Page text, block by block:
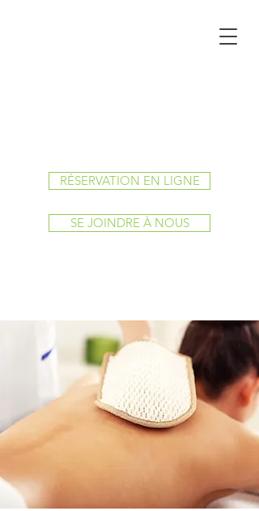
RÉSERVATION EN LIGNE
SE JOINDRE À NOUS